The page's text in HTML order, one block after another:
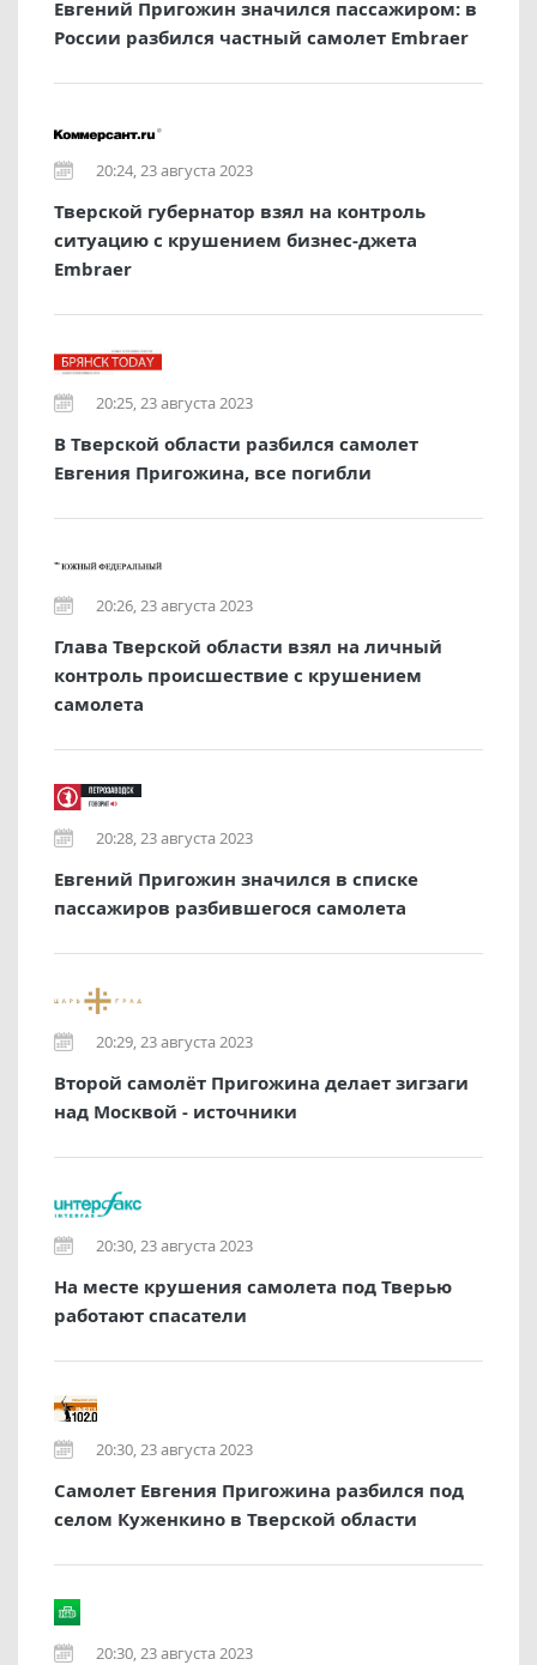
Евгений Пригожин значился пассажиром: в
России разбился частный самолет Embraer
20:24, 23 августа 2023
Тверской губернатор взял на контроль
ситуацию с крушением бизнес-джета
Embraer
20:25, 23 августа 2023
В Тверской области разбился самолет
Евгения Пригожина, все погибли
20:26, 23 августа 2023
Глава Тверской области взял на личный
контроль происшествие с крушением
самолета
20:28, 23 августа 2023
Евгений Пригожин значился в списке
пассажиров разбившегося самолета
20:29, 23 августа 2023
Второй самолёт Пригожина делает зигзаги
над Москвой - источники
20:30, 23 августа 2023
На месте крушения самолета под Тверью
работают спасатели
20:30, 23 августа 2023
Самолет Евгения Пригожина разбился под
селом Куженкино в Тверской области
20:30, 23 августа 2023